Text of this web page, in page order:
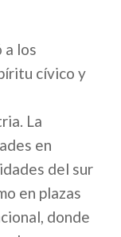
a los
cívico y
La
en
del sur
en plazas
donde